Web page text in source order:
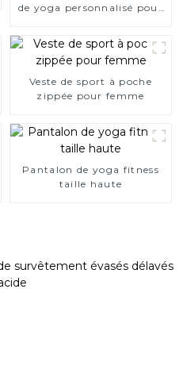
de yoga personnalisé pour
Veste de sport à poche
zippée pour femme
Pantalon de yoga fitness
taille haute